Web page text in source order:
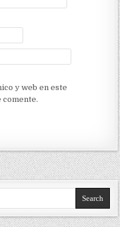
y web en este
comente.